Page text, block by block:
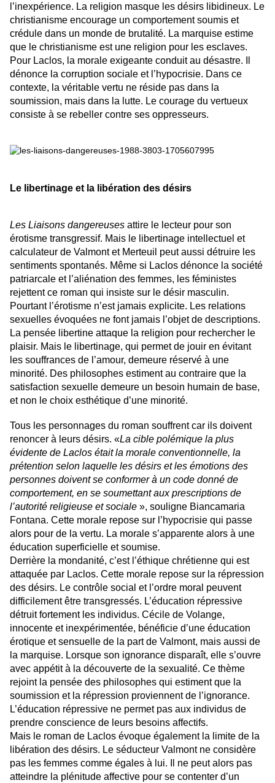
l’inexpérience. La religion masque les désirs libidineux. Le
christianisme encourage un comportement soumis et
crédule dans un monde de brutalité. La marquise estime
que le christianisme est une religion pour les esclaves.
Pour Laclos, la morale exigeante conduit au désastre. Il
dénonce la corruption sociale et l’hypocrisie. Dans ce
contexte, la véritable vertu ne réside pas dans la
soumission, mais dans la lutte. Le courage du vertueux
consiste à se rebeller contre ses oppresseurs.
Le libertinage et la libération des désirs
Les Liaisons dangereuses attire le lecteur pour son
érotisme transgressif. Mais le libertinage intellectuel et
calculateur de Valmont et Merteuil peut aussi détruire les
sentiments spontanés. Même si Laclos dénonce la société
patriarcale et l’aliénation des femmes, les féministes
rejettent ce roman qui insiste sur le désir masculin.
Pourtant l’érotisme n’est jamais explicite. Les relations
sexuelles évoquées ne font jamais l’objet de descriptions.
La pensée libertine attaque la religion pour rechercher le
plaisir. Mais le libertinage, qui permet de jouir en évitant
les souffrances de l’amour, demeure réservé à une
minorité. Des philosophes estiment au contraire que la
satisfaction sexuelle demeure un besoin humain de base,
et non le choix esthétique d’une minorité.
Tous les personnages du roman souffrent car ils doivent
renoncer à leurs désirs. «La cible polémique la plus
évidente de Laclos était la morale conventionnelle, la
prétention selon laquelle les désirs et les émotions des
personnes doivent se conformer à un code donné de
comportement, en se soumettant aux prescriptions de
l’autorité religieuse et sociale », souligne Biancamaria
Fontana. Cette morale repose sur l’hypocrisie qui passe
alors pour de la vertu. La morale s’apparente alors à une
éducation superficielle et soumise.
Derrière la mondanité, c’est l’éthique chrétienne qui est
attaquée par Laclos. Cette morale repose sur la répression
des désirs. Le contrôle social et l’ordre moral peuvent
difficilement être transgressés. L’éducation répressive
détruit fortement les individus. Cécile de Volange,
innocente et inexpérimentée, bénéficie d’une éducation
érotique et sensuelle de la part de Valmont, mais aussi de
la marquise. Lorsque son ignorance disparaît, elle s’ouvre
avec appétit à la découverte de la sexualité. Ce thème
rejoint la pensée des philosophes qui estiment que la
soumission et la répression proviennent de l’ignorance.
L’éducation répressive ne permet pas aux individus de
prendre conscience de leurs besoins affectifs.
Mais le roman de Laclos évoque également la limite de la
libération des désirs. Le séducteur Valmont ne considère
pas les femmes comme égales à lui. Il ne peut alors pas
atteindre la plénitude affective pour se contenter d’un